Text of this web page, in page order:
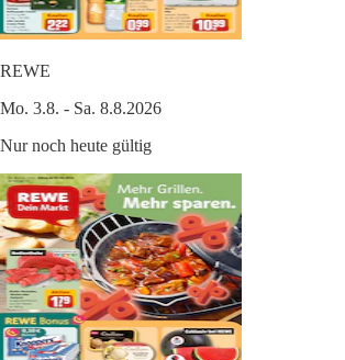
REWE
Mo. 3.8. - Sa. 8.8.2026
Nur noch heute gültig